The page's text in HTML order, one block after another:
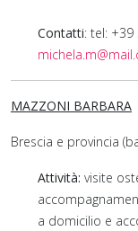
Contatti: tel:
MAZZONI BARBARA
Brescia e provincia
Attività: visite
a domicilio e